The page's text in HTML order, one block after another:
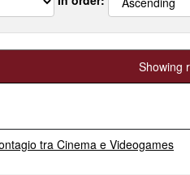
Showing
tra Cinema e Videogames